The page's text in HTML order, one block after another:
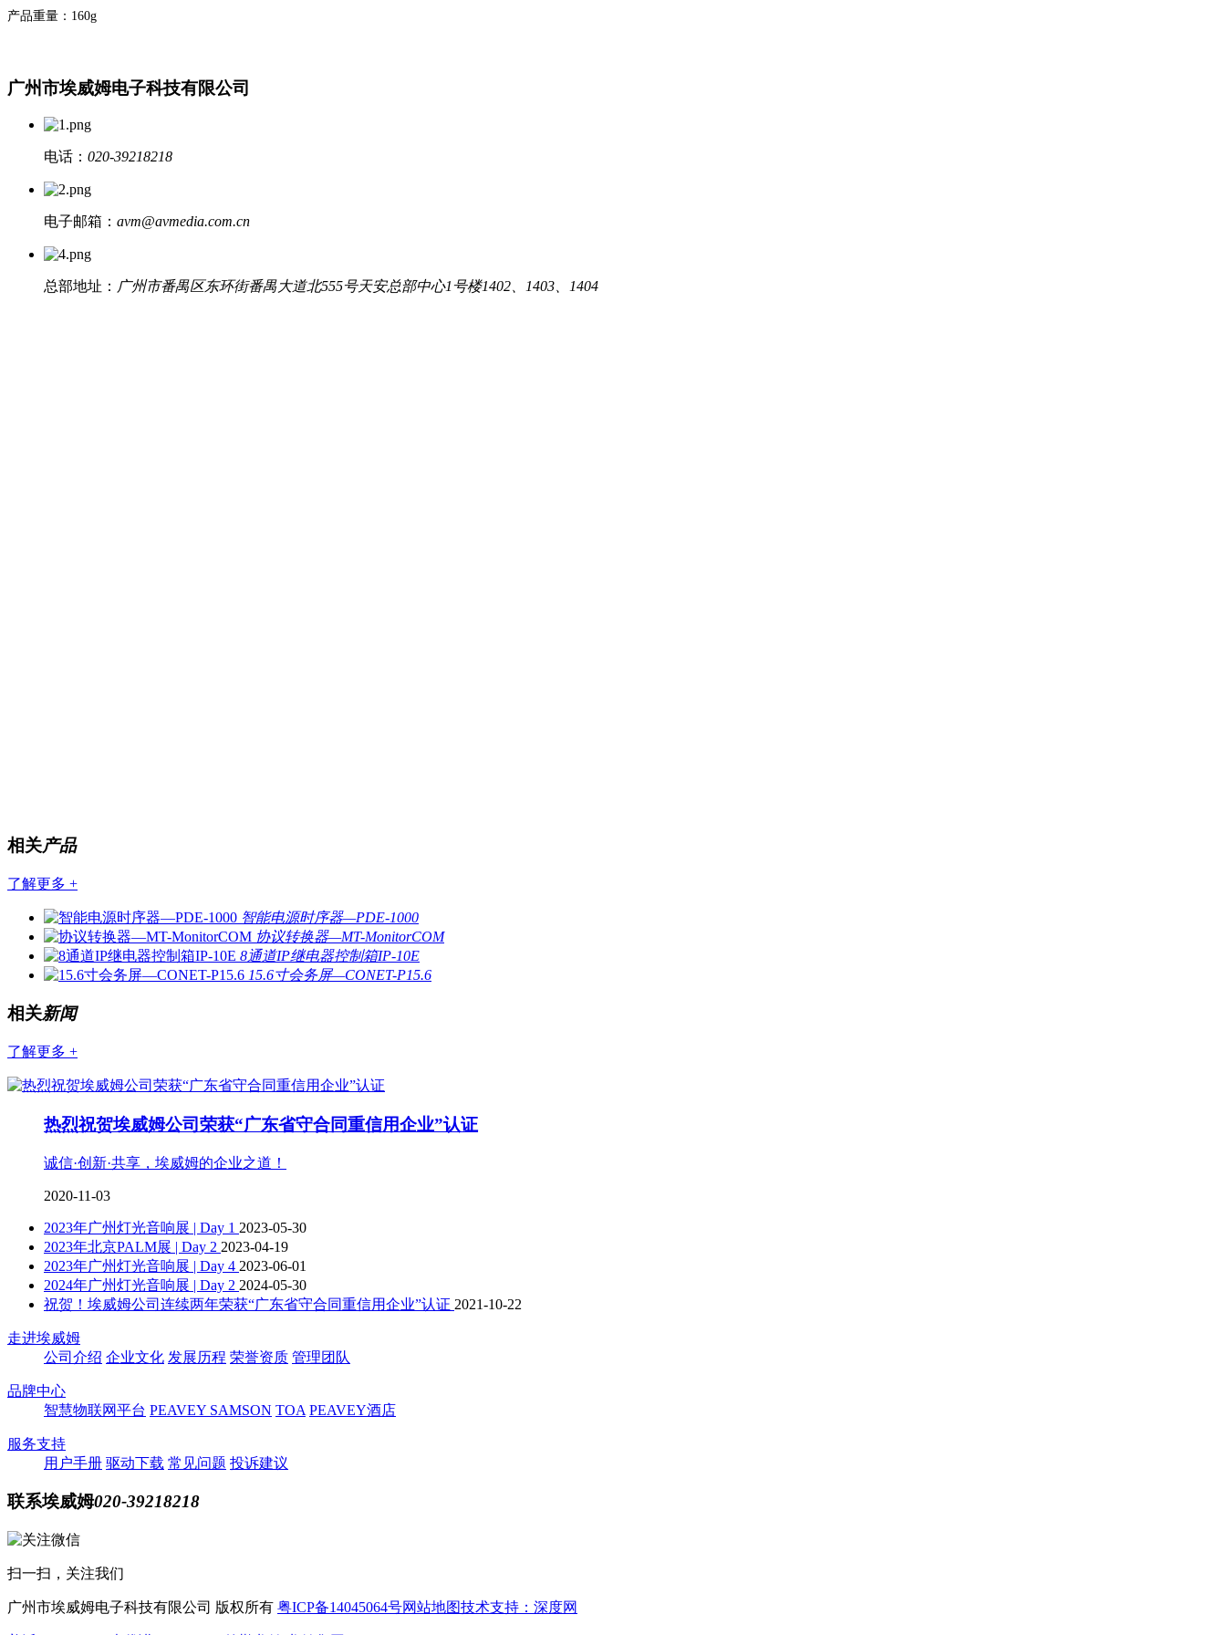
产品重量： 160g
广州市埃威姆电子科技有限公司
电话： 020-39218218
电子邮箱： avm@avmedia.com.cn
总部地址： 广州市番禺区东环街番禺大道北555号天安总部中心1号楼1402、1403、1404
相关产品
了解更多 +
智能电源时序器—PDE-1000
协议转换器—MT-MonitorCOM
8通道IP继电器控制箱IP-10E
15.6寸会务屏—CONET-P15.6
相关新闻
了解更多 +
热烈祝贺埃威姆公司荣获“广东省守合同重信用企业”认证
诚信·创新·共享，埃威姆的企业之道！
2020-11-03
2023年广州灯光音响展 | Day 1 2023-05-30
2023年北京PALM展 | Day 2 2023-04-19
2023年广州灯光音响展 | Day 4 2023-06-01
2024年广州灯光音响展 | Day 2 2024-05-30
祝贺！埃威姆公司连续两年荣获“广东省守合同重信用企业”认证 2021-10-22
走进埃威姆
公司介绍 企业文化 发展历程 荣誉资质 管理团队
品牌中心
智慧物联网平台 PEAVEY SAMSON TOA PEAVEY酒店
服务支持
用户手册 驱动下载 常见问题 投诉建议
联系埃威姆020-39218218
扫一扫，关注我们
广州市埃威姆电子科技有限公司 版权所有 粤ICP备14045064号网站地图技术支持：深度网